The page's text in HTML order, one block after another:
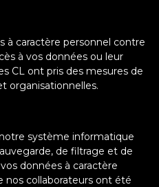
à caractère personnel contre
à vos données ou leur
CL ont pris des mesures de
organisationnelles.
système informatique
de filtrage et de
données à caractère
nos collaborateurs ont été